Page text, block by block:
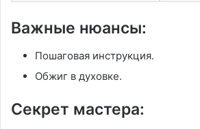
Важные нюансы:
Пошаговая инструкция.
Обжиг в духовке.
Секрет мастера: